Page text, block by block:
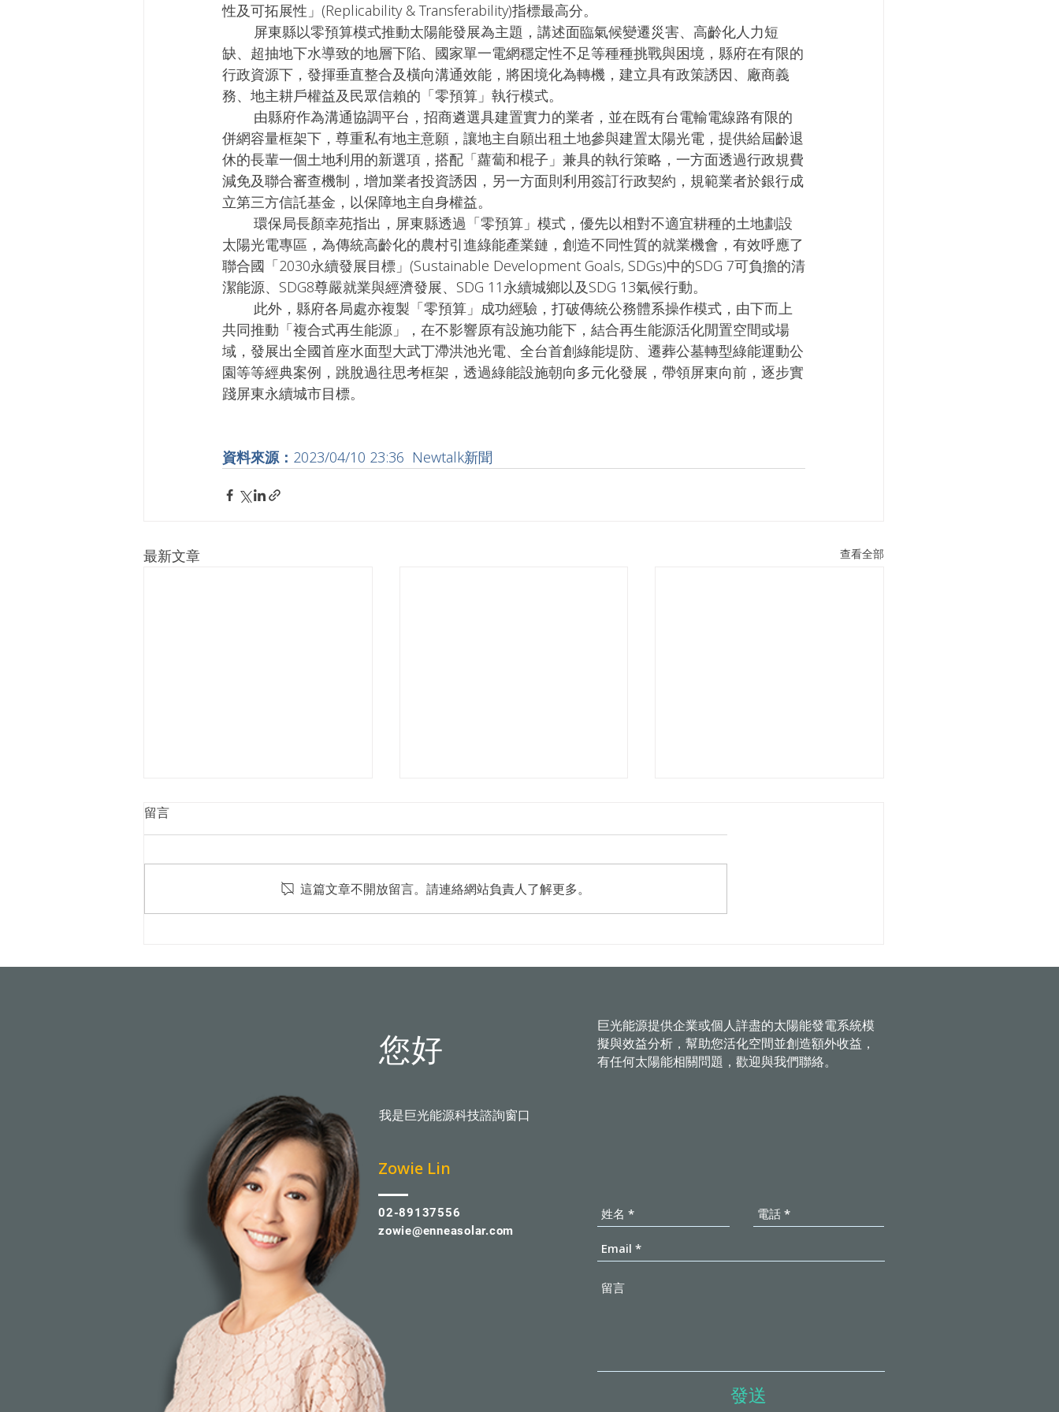
性及可拓展性」(Replicability & Transferability)指標最高分。
缺、超抽地下水導致的地層下陷、國家單一電網穩定性不足等種種挑戰與困境，縣府在有限的
行政資源下，發揮垂直整合及橫向溝通效能，將困境化為轉機，建立具有政策誘因、廠商義
務、地主耕戶權益及民眾信賴的「零預算」執行模式。
併網容量框架下，尊重私有地主意願，讓地主自願出租土地參與建置太陽光電，提供給屆齡退
休的長輩一個土地利用的新選項，搭配「蘿蔔和棍子」兼具的執行策略，一方面透過行政規費
減免及聯合審查機制，增加業者投資誘因，另一方面則利用簽訂行政契約，規範業者於銀行成
立第三方信託基金，以保障地主自身權益。
太陽光電專區，為傳統高齡化的農村引進綠能產業鏈，創造不同性質的就業機會，有效呼應了
聯合國「2030永續發展目標」(Sustainable Development Goals, SDGs)中的SDG 7可負擔的清
潔能源、SDG8尊嚴就業與經濟發展、SDG 11永續城鄉以及SDG 13氣候行動。
共同推動「複合式再生能源」，在不影響原有設施功能下，結合再生能源活化閒置空間或場
域，發展出全國首座水面型大武丁滯洪池光電、全台首創綠能堤防、遷葬公墓轉型綠能運動公
園等等經典案例，跳脫過往思考框架，透過綠能設施朝向多元化發展，帶領屏東向前，逐步實
踐屏東永續城市目標。
資料來源： 2023/04/10 23:36  Newtalk新聞
最新文章 查看全部
家破解5大迷思
有保障
留言
這篇文章不開放留言。請連絡網站負責人了解更多。
您好
巨光能源提供企業或個人詳盡的太陽能發電系統模
擬與效益分析，幫助您活化空間並創造額外收益，
有任何太陽能相關問題，歡迎與我們聯絡。
​Zowie Lin
02-89137556
zowie@enneasolar.com
我是巨光能源科技諮詢窗口
發送